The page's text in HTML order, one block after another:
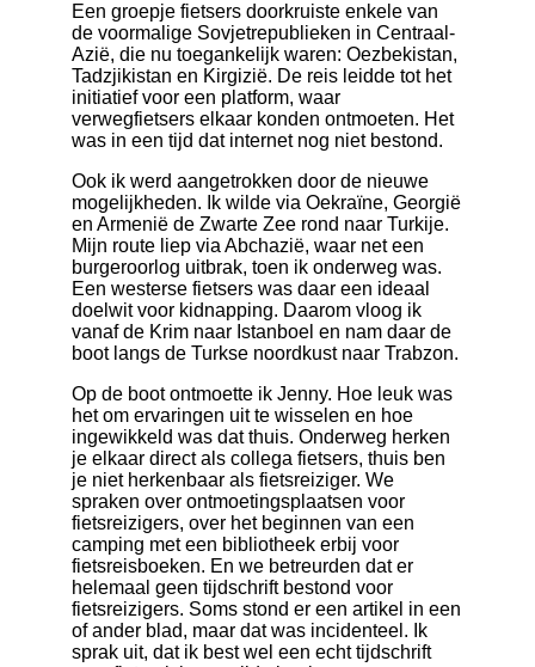
Een groepje fietsers doorkruiste enkele van
de voormalige Sovjetrepublieken in Centraal-
Azië, die nu toegankelijk waren: Oezbekistan,
Tadzjikistan en Kirgizië. De reis leidde tot het
initiatief voor een platform, waar
verwegfietsers elkaar konden ontmoeten. Het
was in een tijd dat internet nog niet bestond.
Ook ik werd aangetrokken door de nieuwe
mogelijkheden. Ik wilde via Oekraïne, Georgië
en Armenië de Zwarte Zee rond naar Turkije.
Mijn route liep via Abchazië, waar net een
burgeroorlog uitbrak, toen ik onderweg was.
Een westerse fietsers was daar een ideaal
doelwit voor kidnapping. Daarom vloog ik
vanaf de Krim naar Istanboel en nam daar de
boot langs de Turkse noordkust naar Trabzon.
Op de boot ontmoette ik Jenny. Hoe leuk was
het om ervaringen uit te wisselen en hoe
ingewikkeld was dat thuis. Onderweg herken
je elkaar direct als collega fietsers, thuis ben
je niet herkenbaar als fietsreiziger. We
spraken over ontmoetingsplaatsen voor
fietsreizigers, over het beginnen van een
camping met een bibliotheek erbij voor
fietsreisboeken. En we betreurden dat er
helemaal geen tijdschrift bestond voor
fietsreizigers. Soms stond er een artikel in een
of ander blad, maar dat was incidenteel. Ik
sprak uit, dat ik best wel een echt tijdschrift